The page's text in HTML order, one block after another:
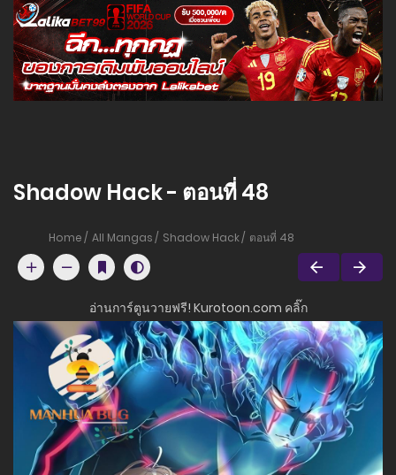
Shadow Hack - ตอนที่ 48
Home All Mangas Shadow Hack ตอนที่ 48
อ่านการ์ตูนวายฟรี! Kurotoon.com คลิ๊ก